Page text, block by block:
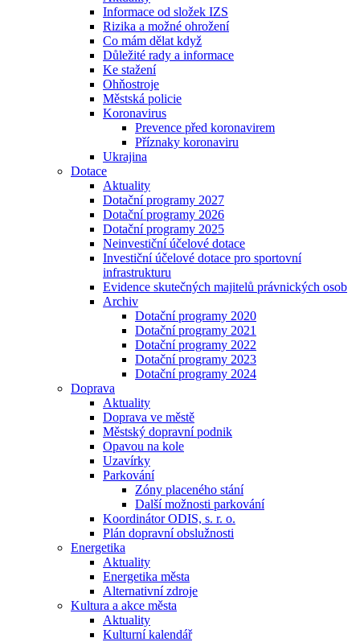
Informace od složek IZS
Rizika a možné ohrožení
Co mám dělat když
Důležité rady a informace
Ke stažení
Ohňostroje
Městská policie
Koronavirus
Prevence před koronavirem
Příznaky koronaviru
Ukrajina
Dotace
Aktuality
Dotační programy 2027
Dotační programy 2026
Dotační programy 2025
Neinvestiční účelové dotace
Investiční účelové dotace pro sportovní
infrastrukturu
Evidence skutečných majitelů právnických osob
Archiv
Dotační programy 2020
Dotační programy 2021
Dotační programy 2022
Dotační programy 2023
Dotační programy 2024
Doprava
Aktuality
Doprava ve městě
Městský dopravní podnik
Opavou na kole
Uzavírky
Parkování
Zóny placeného stání
Další možnosti parkování
Koordinátor ODIS, s. r. o.
Plán dopravní obslužnosti
Energetika
Aktuality
Energetika města
Alternativní zdroje
Kultura a akce města
Aktuality
Kulturní kalendář